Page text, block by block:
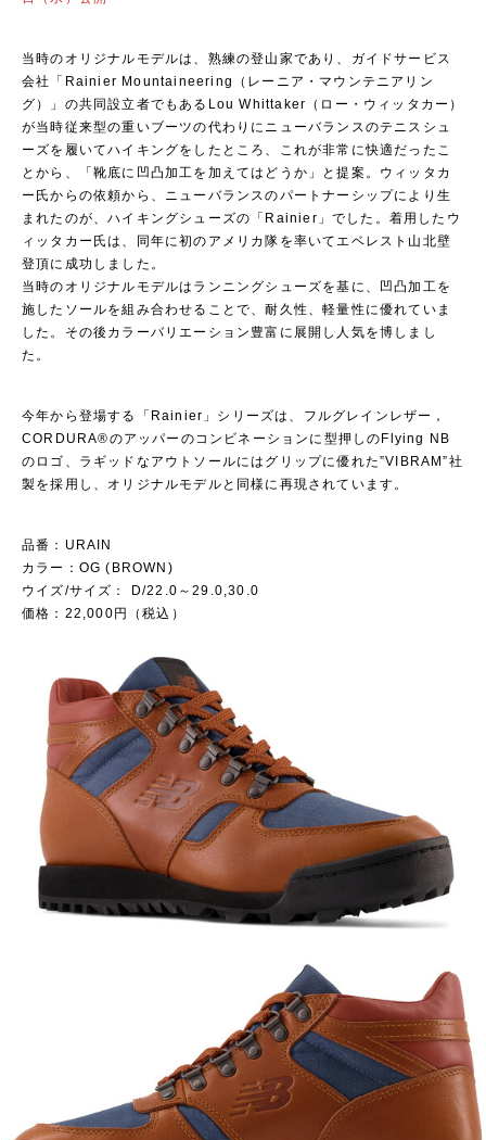
当時のオリジナルモデルは、熟練の登山家であり、ガイドサービス
会社「Rainier Mountaineering（レーニア・マウンテニアリン
グ）」の共同設立者でもあるLou Whittaker（ロー・ウィッタカー）
が当時従来型の重いブーツの代わりにニューバランスのテニスシュ
ーズを履いてハイキングをしたところ、これが非常に快適だったこ
とから、「靴底に凹凸加工を加えてはどうか」と提案。ウィッタカ
ー氏からの依頼から、ニューバランスのパートナーシップにより生
まれたのが、ハイキングシューズの「Rainier」でした。着用したウ
ィッタカー氏は、同年に初のアメリカ隊を率いてエベレスト山北壁
登頂に成功しました。
当時のオリジナルモデルはランニングシューズを基に、凹凸加工を
施したソールを組み合わせることで、耐久性、軽量性に優れていま
した。その後カラーバリエーション豊富に展開し人気を博しまし
た。
今年から登場する「Rainier」シリーズは、フルグレインレザー，
CORDURA®のアッパーのコンビネーションに型押しのFlying NB
のロゴ、ラギッドなアウトソールにはグリップに優れた”VIBRAM”社
製を採用し、オリジナルモデルと同様に再現されています。
品番：URAIN
カラー：OG (BROWN)
ウイズ/サイズ： D/22.0～29.0,30.0
価格：22,000円（税込）